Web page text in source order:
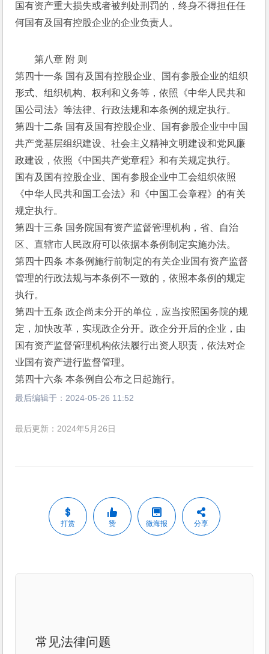
国有资产重大损失或者被判处刑罚的，终身不得担任任
何国有及国有控股企业的企业负责人。
第八章 附 则
第四十一条 国有及国有控股企业、国有参股企业的组织
形式、组织机构、权利和义务等，依照《中华人民共和
国公司法》等法律、行政法规和本条例的规定执行。
第四十二条 国有及国有控股企业、国有参股企业中中国
共产党基层组织建设、社会主义精神文明建设和党风廉
政建设，依照《中国共产党章程》和有关规定执行。
国有及国有控股企业、国有参股企业中工会组织依照
《中华人民共和国工会法》和《中国工会章程》的有关
规定执行。
第四十三条 国务院国有资产监督管理机构，省、自治
区、直辖市人民政府可以依据本条例制定实施办法。
第四十四条 本条例施行前制定的有关企业国有资产监督
管理的行政法规与本条例不一致的，依照本条例的规定
执行。
第四十五条 政企尚未分开的单位，应当按照国务院的规
定，加快改革，实现政企分开。政企分开后的企业，由
国有资产监督管理机构依法履行出资人职责，依法对企
业国有资产进行监督管理。
第四十六条 本条例自公布之日起施行。
最后编辑于： 2024-05-26 11:52
最后更新：2024年5月26日
打赏 赞 微海报 分享
常见法律问题